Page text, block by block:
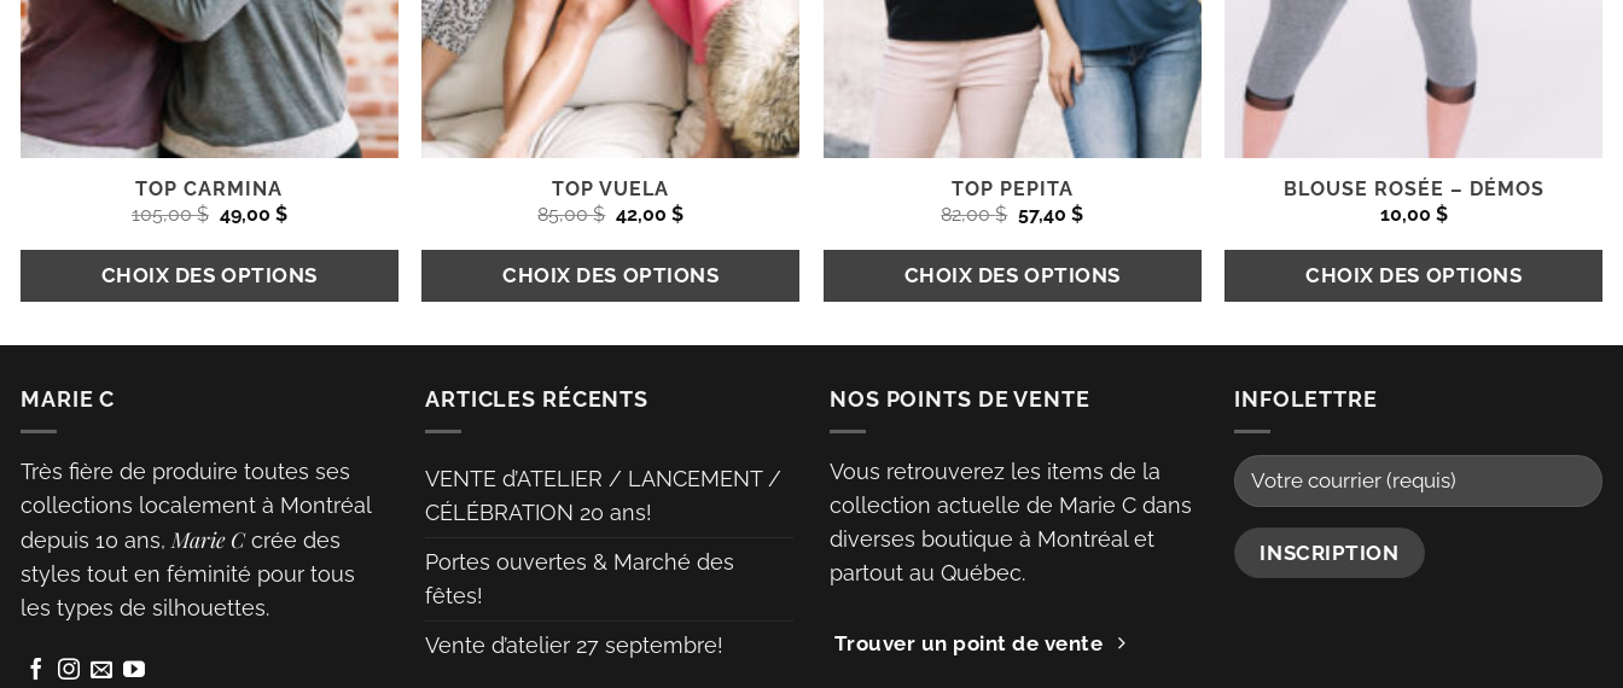
TOP CARMINA
105,00$ Le
prix
initial
était :
105,00 $.
49,00 $Le
actuel
est :
49,00 $.
CHOIX DES OPTIONS
a
plusieurs
variations.
Les
options
peuvent
être
sur
TOP VUELA
85,00$ Le
prix
initial
était :
85,00 $.
42,00$Le
actuel
est :
42,00 $.
CHOIX DES OPTIONS
a
plusieurs
variations.
Les
peuvent
être
choisies
TOP PEPITA
82,00$ Le
prix
initial
était :
82,00 $.
57,40$Le
actuel
est :
57,40 $.
CHOIX DES OPTIONS
a
plusieurs
variations.
Les
options
peuvent
choisies
BLOUSE ROSÉE – DÉMOS
10,00 $
CHOIX DES OPTIONS
a
plusieurs
variations.
Les
options
peuvent
MARIE C
Très fière de produire toutes ses
collections localement à Montréal
depuis 10 ans, Marie Ccrée des
styles tout en féminité pour tous
les types de silhouettes.
ARTICLES RÉCENTS
VENTE d’ATELIER / LANCEMENT /
CÉLÉBRATION 20 ans!
Portes ouvertes & Marché des
fêtes!
Vente d’atelier 27 septembre!
NOS POINTS DE VENTE
Vous retrouverez les items de la
collection actuelle de Marie C dans
diverses boutique à Montréal et
partout au Québec.
Trouver un point de vente
INFOLETTRE